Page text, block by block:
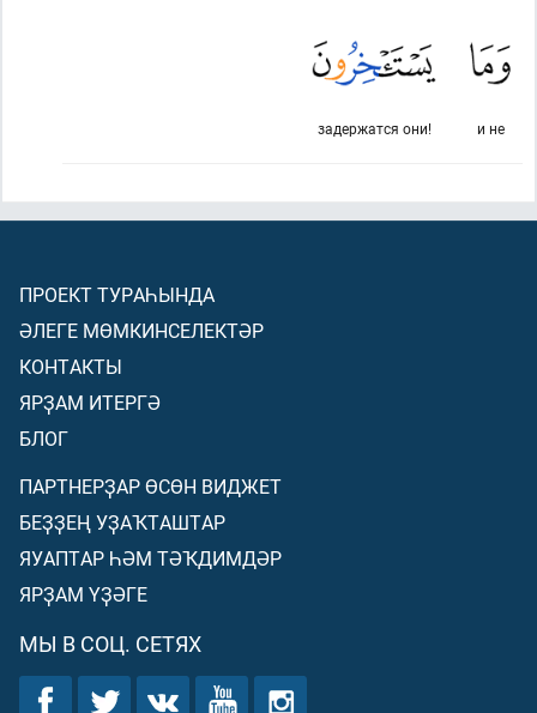
и не
задержатся они!
ПРОЕКТ ТУРАҺЫНДА
ӘЛЕГЕ МӨМКИНСЕЛЕКТӘР
КОНТАКТЫ
ЯРҘАМ ИТЕРГӘ
БЛОГ
ПАРТНЕРҘАР ӨСӨН ВИДЖЕТ
БЕҘҘЕҢ УҘАҠТАШТАР
ЯУАПТАР ҺӘМ ТӘҠДИМДӘР
ЯРҘАМ ҮҘӘГЕ
МЫ В СОЦ. СЕТЯХ